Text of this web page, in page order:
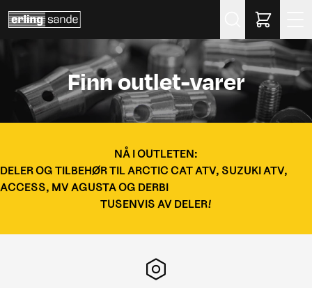
Finn outlet-varer
NÅ I OUTLETEN:
DELER OG TILBEHØR TIL ARCTIC CAT ATV, SUZUKI ATV,
ACCESS, MV AGUSTA OG DERBI
TUSENVIS AV DELER!